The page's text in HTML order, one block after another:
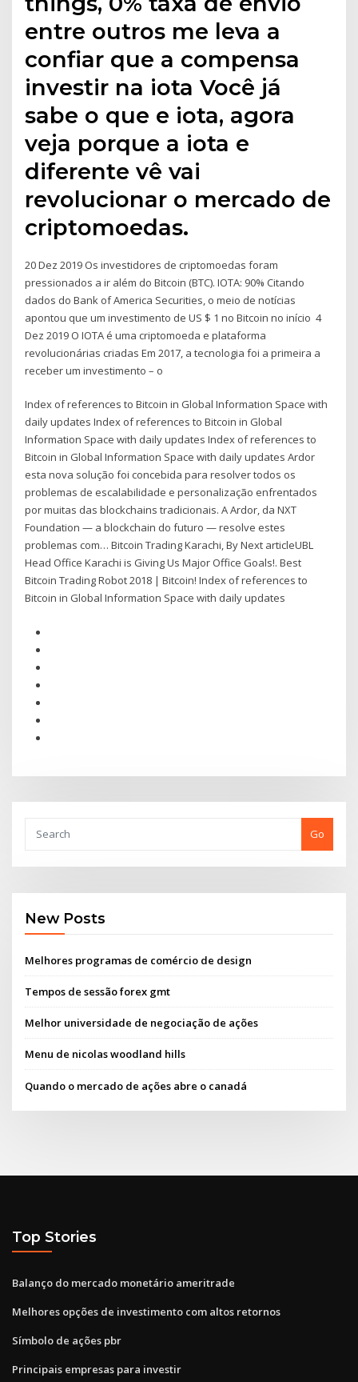
entre outros me leva a
confiar que a compensa
investir na iota Você já
sabe o que e iota, agora
veja porque a iota e
diferente vê vai
revolucionar o mercado de
criptomoedas.
20 Dez 2019 Os investidores de criptomoedas foram
pressionados a ir além do Bitcoin (BTC). IOTA: 90% Citando
dados do Bank of America Securities, o meio de notícias
apontou que um investimento de US $ 1 no Bitcoin no início 4
Dez 2019 O IOTA é uma criptomoeda e plataforma
revolucionárias criadas Em 2017, a tecnologia foi a primeira a
receber um investimento – o
Index of references to Bitcoin in Global Information Space with
daily updates Index of references to Bitcoin in Global
Information Space with daily updates Index of references to
Bitcoin in Global Information Space with daily updates Ardor
esta nova solução foi concebida para resolver todos os
problemas de escalabilidade e personalização enfrentados
por muitas das blockchains tradicionais. A Ardor, da NXT
Foundation — a blockchain do futuro — resolve estes
problemas com… Bitcoin Trading Karachi, By Next articleUBL
Head Office Karachi is Giving Us Major Office Goals!. Best
Bitcoin Trading Robot 2018 | Bitcoin! Index of references to
Bitcoin in Global Information Space with daily updates
Go
New Posts
Melhores programas de comércio de design
Tempos de sessão forex gmt
Melhor universidade de negociação de ações
Menu de nicolas woodland hills
Quando o mercado de ações abre o canadá
Top Stories
Balanço do mercado monetário ameritrade
Melhores opções de investimento com altos retornos
Símbolo de ações pbr
Principais empresas para investir